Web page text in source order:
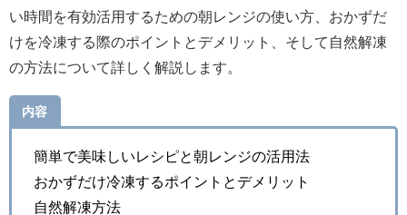
い時間を有効活用するための朝レンジの使い方、おかずだ
けを冷凍する際のポイントとデメリット、そして自然解凍
の方法について詳しく解説します。
内容
簡単で美味しいレシピと朝レンジの活用法
おかずだけ冷凍するポイントとデメリット
自然解凍方法